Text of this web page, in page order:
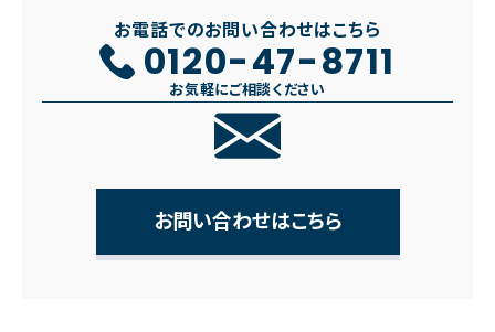
お電話でのお問い合わせはこちら
0120-47-8711
お気軽にご相談ください
お問い合わせはこちら